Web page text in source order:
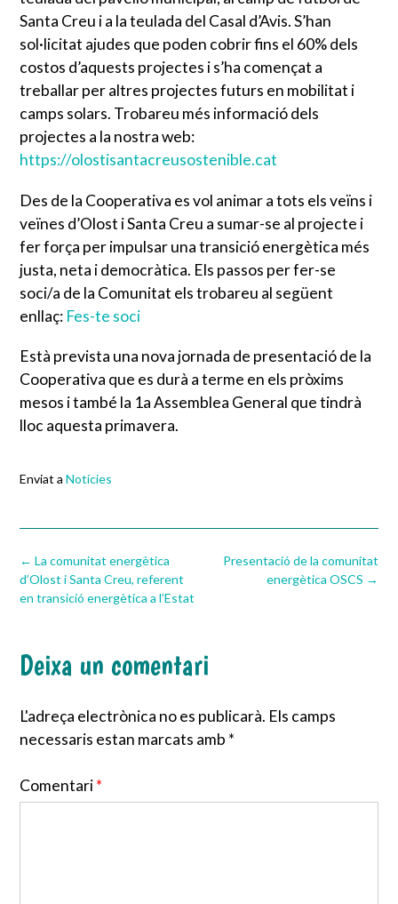
Santa Creu i a la teulada del Casal d’Avis. S’han
sol·licitat ajudes que poden cobrir fins el 60% dels
costos d’aquests projectes i s’ha començat a
treballar per altres projectes futurs en mobilitat i
camps solars. Trobareu més informació dels
projectes a la nostra web:
https://olostisantacreusostenible.cat
Des de la Cooperativa es vol animar a tots els veïns i
veïnes d’Olost i Santa Creu a sumar-se al projecte i
fer força per impulsar una transició energètica més
justa, neta i democràtica. Els passos per fer-se
soci/a de la Comunitat els trobareu al següent
enllaç: Fes-te soci
Està prevista una nova jornada de presentació de la
Cooperativa que es durà a terme en els pròxims
mesos i també la 1a Assemblea General que tindrà
lloc aquesta primavera.
Enviat a Notícies
Post
navigation
Presentació de la comunitat
energètica OSCS →
← La comunitat energètica
d’Olost i Santa Creu, referent
en transició energètica a l’Estat
Deixa un comentari
L'adreça electrònica no es publicarà. Els camps
necessaris estan marcats amb *
Comentari*